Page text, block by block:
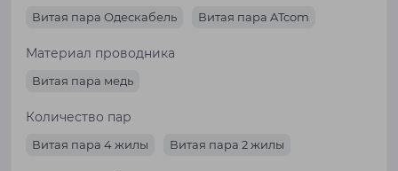
Витая пара Одескабель Витая пара ATcom
Материал проводника
Витая пара медь
Количество пар
Витая пара 4 жилы Витая пара 2 жилы